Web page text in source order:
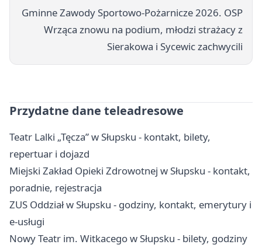
Gminne Zawody Sportowo-Pożarnicze 2026. OSP
Wrząca znowu na podium, młodzi strażacy z
Sierakowa i Sycewic zachwycili
Przydatne dane teleadresowe
Teatr Lalki „Tęcza” w Słupsku - kontakt, bilety,
repertuar i dojazd
Miejski Zakład Opieki Zdrowotnej w Słupsku - kontakt,
poradnie, rejestracja
ZUS Oddział w Słupsku - godziny, kontakt, emerytury i
e-usługi
Nowy Teatr im. Witkacego w Słupsku - bilety, godziny